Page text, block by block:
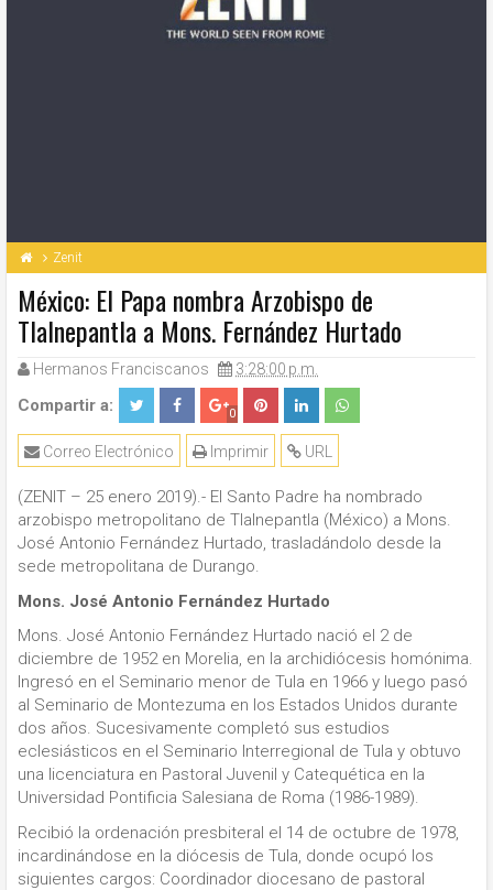
Zenit
México: El Papa nombra Arzobispo de
Tlalnepantla a Mons. Fernández Hurtado
Hermanos Franciscanos 3:28:00 p.m.
Compartir a: 0
URL
Imprimir
Correo Electrónico
(ZENIT – 25 enero 2019).- El Santo Padre ha nombrado
arzobispo metropolitano de Tlalnepantla (México) a Mons.
José Antonio Fernández Hurtado, trasladándolo desde la
sede metropolitana de Durango.
Mons. José Antonio Fernández Hurtado
Mons. José Antonio Fernández Hurtado nació el 2 de
diciembre de 1952 en Morelia, en la archidiócesis homónima.
Ingresó en el Seminario menor de Tula en 1966 y luego pasó
al Seminario de Montezuma en los Estados Unidos durante
dos años. Sucesivamente completó sus estudios
eclesiásticos en el Seminario Interregional de Tula y obtuvo
una licenciatura en Pastoral Juvenil y Catequética en la
Universidad Pontificia Salesiana de Roma (1986-1989).
Recibió la ordenación presbiteral el 14 de octubre de 1978,
incardinándose en la diócesis de Tula, donde ocupó los
siguientes cargos: Coordinador diocesano de pastoral